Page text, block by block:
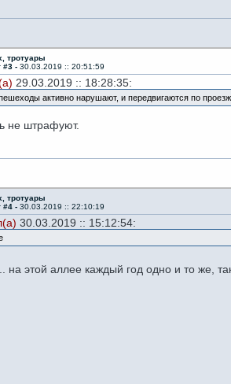
тротуары
#3 - 30.03.2019 :: 20:51:59
29.03.2019 :: 18:28:35:
активно нарушают, и передвигаются по
не штрафуют.
тротуары
#4 - 30.03.2019 :: 22:10:19
30.03.2019 :: 15:12:54:
на этой аллее каждый год одно и то же,